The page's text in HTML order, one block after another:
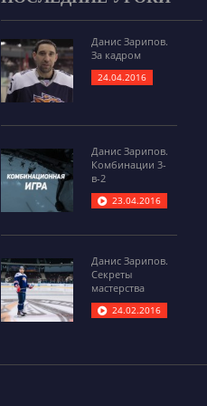
Данис Зарипов.
За кадром
24.04.2016
Данис Зарипов.
Комбинации 3-
в-2
23.04.2016
Данис Зарипов.
Секреты
мастерства
24.02.2016